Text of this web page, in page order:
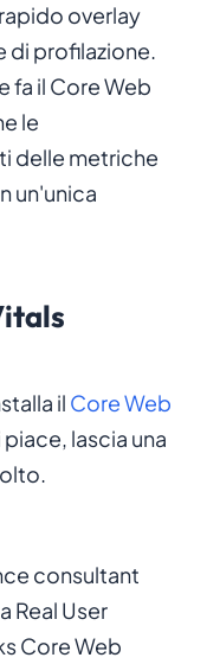
overlay
di profilazione.
fa il Core Web
le
delle metriche
un'unica
il Core Web
piace, lascia una
consultant
Real User
Core Web